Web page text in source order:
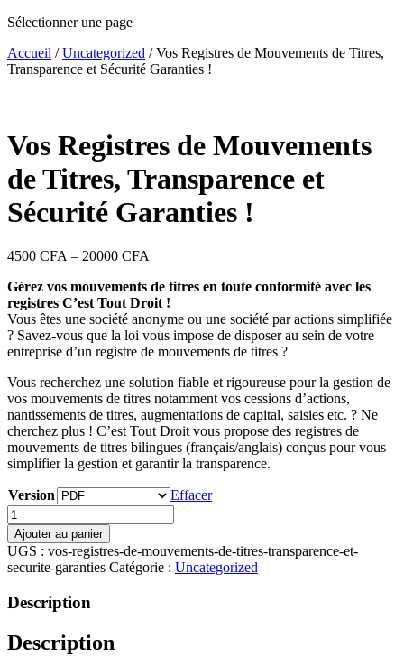
Sélectionner une page
Accueil /Uncategorized / Vos Registres de Mouvements de Titres,
Transparence et Sécurité Garanties !
Vos Registres de Mouvements
de Titres, Transparence et
Sécurité Garanties !
4500 CFA – 20000 CFA
Gérez vos mouvements de titres en toute conformité avec les
registres C’est Tout Droit !
Vous êtes une société anonyme ou une société par actions simplifiée
? Savez-vous que la loi vous impose de disposer au sein de votre
entreprise d’un registre de mouvements de titres ?
Vous recherchez une solution fiable et rigoureuse pour la gestion de
vos mouvements de titres notamment vos cessions d’actions,
nantissements de titres, augmentations de capital, saisies etc. ? Ne
cherchez plus ! C’est Tout Droit vous propose des registres de
mouvements de titres bilingues (français/anglais) conçus pour vous
simplifier la gestion et garantir la transparence.
Version
Effacer
quantité
de
Vos
Registres
de
Mouvements
de
Transparence
Ajouter au panier
UGS : vos-registres-de-mouvements-de-titres-transparence-et-
securite-garanties Catégorie : Uncategorized
Description
Description